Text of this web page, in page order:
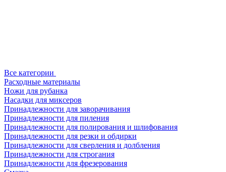
Все категории
Расходные материалы
Ножи для рубанка
Насадки для миксеров
Принадлежности для заворачивания
Принадлежности для пиления
Принадлежности для полирования и шлифования
Принадлежности для резки и обдирки
Принадлежности для сверления и долбления
Принадлежности для строгания
Принадлежности для фрезерования